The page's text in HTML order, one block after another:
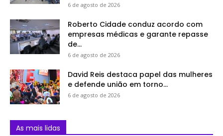
6 de agosto de 2026
Roberto Cidade conduz acordo com
empresas médicas e garante repasse
de...
6 de agosto de 2026
David Reis destaca papel das mulheres
e defende união em torno...
6 de agosto de 2026
As mais lidas